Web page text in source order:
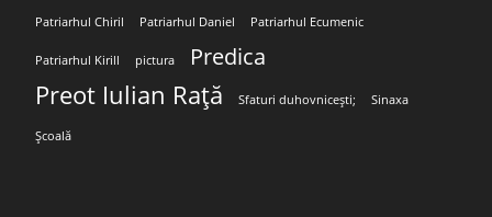
Patriarhul Chiril Patriarhul Daniel Patriarhul Ecumenic
Patriarhul Kirill pictura Predica
Preot Iulian Rață Sfaturi duhovnicești; Sinaxa
Școală